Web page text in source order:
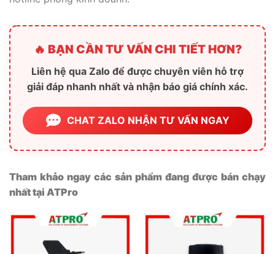
🔥 BẠN CẦN TƯ VẤN CHI TIẾT HƠN?
Liên hệ qua Zalo để được chuyên viên hỗ trợ
giải đáp nhanh nhất và nhận báo giá chính xác.
CHAT ZALO NHẬN TƯ VẤN NGAY
Tham khảo ngay các sản phẩm đang được bán chạy
nhất tại ATPro